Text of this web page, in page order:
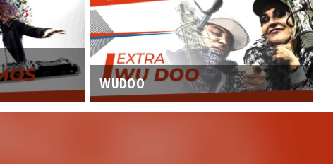
WUDOO